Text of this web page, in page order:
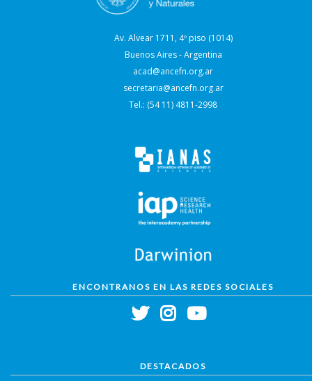
Av. Alvear 1711, 4º piso (1014)
Buenos Aires - Argentina
acad@ancefn.org.ar
secretaria@ancefn.org.ar
Tel.: (54 11) 4811-2998
ENCONTRANOS EN LAS REDES SOCIALES
DESTACADOS